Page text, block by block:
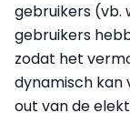
gebruikers (vb.
gebruikers
zodat het
dynamisch kan
out van de